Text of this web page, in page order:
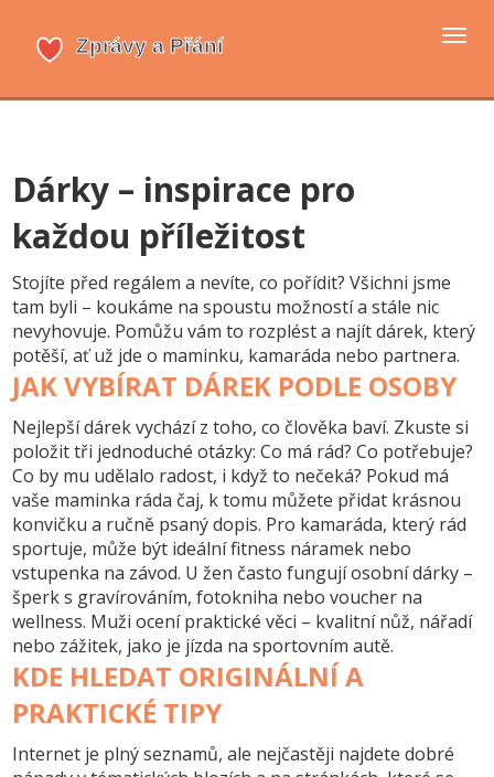
Dárky – inspirace pro
každou příležitost
Stojíte před regálem a nevíte, co pořídit? Všichni jsme
tam byli – koukáme na spoustu možností a stále nic
nevyhovuje. Pomůžu vám to rozplést a najít dárek, který
potěší, ať už jde o maminku, kamaráda nebo partnera.
JAK VYBÍRAT DÁREK PODLE OSOBY
Nejlepší dárek vychází z toho, co člověka baví. Zkuste si
položit tři jednoduché otázky: Co má rád? Co potřebuje?
Co by mu udělalo radost, i když to nečeká? Pokud má
vaše maminka ráda čaj, k tomu můžete přidat krásnou
konvičku a ručně psaný dopis. Pro kamaráda, který rád
sportuje, může být ideální fitness náramek nebo
vstupenka na závod. U žen často fungují osobní dárky –
šperk s gravírováním, fotokniha nebo voucher na
wellness. Muži ocení praktické věci – kvalitní nůž, nářadí
nebo zážitek, jako je jízda na sportovním autě.
KDE HLEDAT ORIGINÁLNÍ A
PRAKTICKÉ TIPY
Internet je plný seznamů, ale nejčastěji najdete dobré